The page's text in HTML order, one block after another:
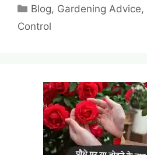
Categories
Blog, Gardening Advice,
Control